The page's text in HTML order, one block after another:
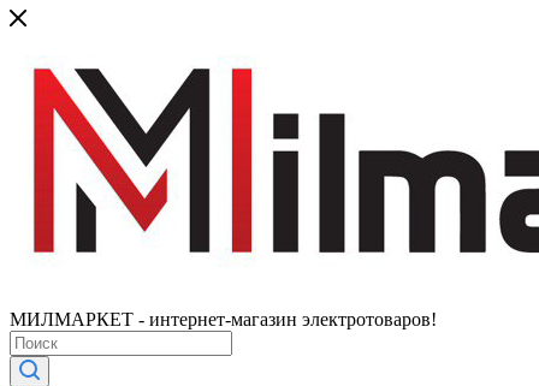
МИЛМАРКЕТ - интернет-магазин электротоваров!